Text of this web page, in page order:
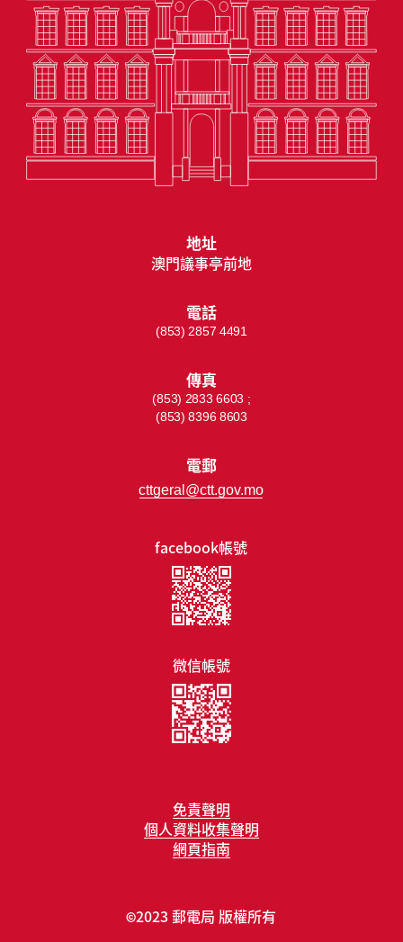
免責聲明
個人資料收集聲明
網頁指南
facebook帳號
微信帳號
地址
澳門議事亭前地
電話
(853) 2857 4491
傳真
(853) 2833 6603 ;
(853) 8396 8603
電郵
cttgeral@ctt.gov.mo
©2023 郵電局 版權所有